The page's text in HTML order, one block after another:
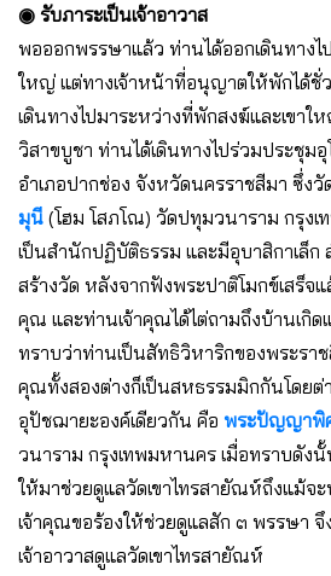
◉ รับภาระเป็นเจ้าอาวาส
พอออกพรรษาแล้ว ท่านได้ออกเดินทางไ
ใหญ่ แต่ทางเจ้าหน้าที่อนุญาตให้พักได้ชั่
เดินทางไปมาระหว่างที่พักสงฆ์และเขาใ
วิสาขบูชา ท่านได้เดินทางไปร่วมประชุม
อำเภอปากช่อง จังหวัดนครราชสีมา ซึ่ง
มุนี (โฮม โสภโณ) วัดปทุมวนาราม กรุงเ
เป็นสำนักปฏิบัติธรรม และมีอุบาสิกาเล็ก
สร้างวัด หลังจากฟังพระปาติโมกข์เสร็จแ
คุณ และท่านเจ้าคุณได้ไต่ถามถึงบ้านเกิ
ทราบว่าท่านเป็นสัทธิวิหาริกของพระราช
คุณทั้งสองต่างก็เป็นสหธรรมมิกกันโดยต่
อุปัชฌายะองค์เดียวกัน คือ พระปัญญาพิศ
วนาราม กรุงเทพมหานคร เมื่อทราบดัง
ให้มาช่วยดูแลวัดเขาไทรสายัณห์ถึงแม้จ
เจ้าคุณขอร้องให้ช่วยดูแลสัก ๓ พรรษา จึ
เจ้าอาวาสดูแลวัดเขาไทรสายัณห์